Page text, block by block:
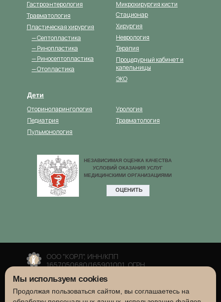
Мы используем cookies
Продолжая пользоваться сайтом, вы соглашаетесь на
Урология
Дети
Оториноларингология
Педиатрия
Пульмонология
Травматология
Гастроэнтерология
Травматология
— Септопластика
— Ринопластика
— Риносептопластика
— Отопластика
Пластическая хирургия
Стационар
Терапия
Хирургия
Процедурный кабинет и
капельницы
ЭКО
Неврология
Микрохирургия кисти
ООО "КОРЛ", ИНН/КПП
1657050680/165901001, ОГРН
Сайт носит информационный характер и не
является публичной офертой, согласно
Статье 437 (2) ГК РФ. Цены приведены, как